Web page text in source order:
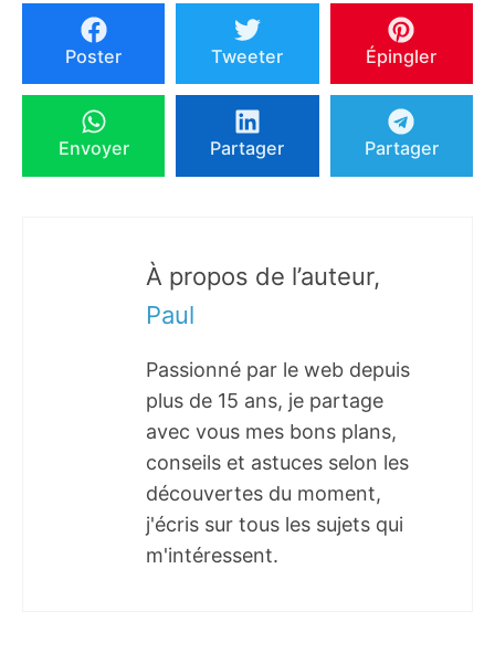
Poster Tweeter Épingler
Envoyer Partager Partager
À propos de l’auteur,
Paul
Passionné par le web depuis
plus de 15 ans, je partage
avec vous mes bons plans,
conseils et astuces selon les
découvertes du moment,
j'écris sur tous les sujets qui
m'intéressent.